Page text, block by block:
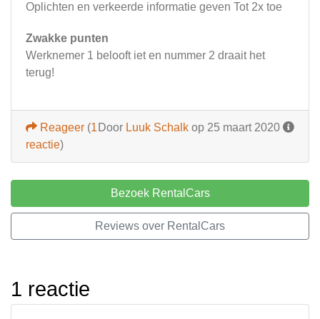
Oplichten en verkeerde informatie geven Tot 2x toe
Zwakke punten
Werknemer 1 belooft iet en nummer 2 draait het
terug!
Door Luuk Schalk op 25 maart 2020
Reageer (1
reactie)
Bezoek RentalCars
Reviews over RentalCars
1 reactie